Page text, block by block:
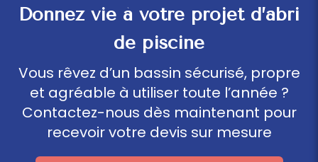
Donnez vie à votre projet d’abri
de piscine
Vous rêvez d’un bassin sécurisé, propre
et agréable à utiliser toute l’année ?
Contactez-nous dès maintenant pour
recevoir votre devis sur mesure